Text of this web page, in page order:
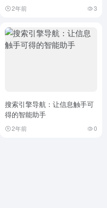
2年前 3
搜索引擎导航：让信息触手可
得的智能助手
2年前 0